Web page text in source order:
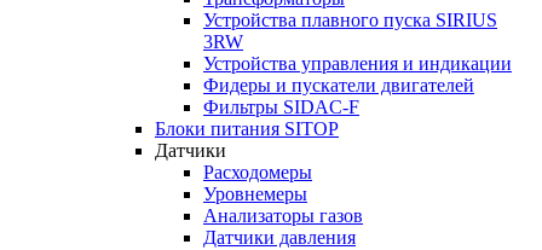
Устройства плавного пуска SIRIUS
3RW
Устройства управления и индикации
Фидеры и пускатели двигателей
Фильтры SIDAC-F
Блоки питания SITOP
Датчики
Расходомеры
Уровнемеры
Анализаторы газов
Датчики давления